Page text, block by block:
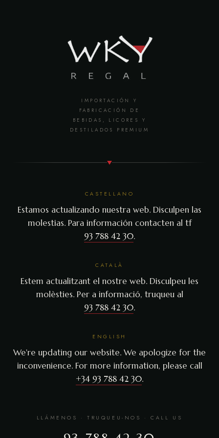
IMPORTACIÓN Y
FABRICACIÓN DE
BEBIDAS, LICORES Y
DESTILADOS PREMIUM
CASTELLANO
Estamos actualizando nuestra web. Disculpen las
molestias. Para información contacten al tf
93 788 42 30.
CATALÀ
Estem actualitzant el nostre web. Disculpeu les
molèsties. Per a informació, truqueu al
93 788 42 30.
ENGLISH
We're updating our website. We apologize for the
inconvenience. For more information, please call
+34 93 788 42 30.
LLÁMENOS · TRUQUEU-NOS · CALL US